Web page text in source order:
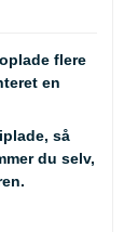
flere
en
så
du selv,